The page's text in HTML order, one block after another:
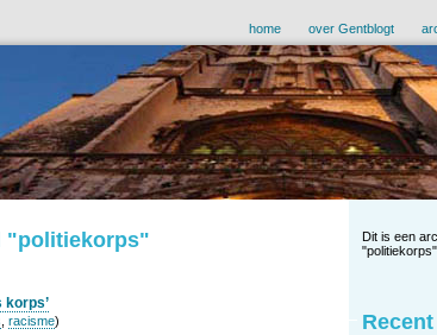
home over Gentblogt
"politiekorps"
korps’
racisme)
Dit is een
"politiekorps".